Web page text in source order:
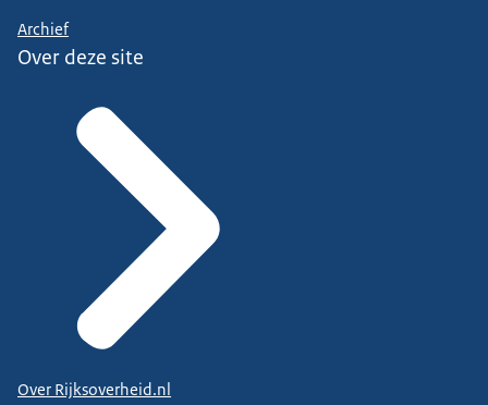
Archief
Over deze site
Over Rijksoverheid.nl